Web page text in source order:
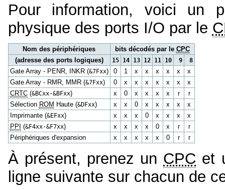
Pour information, voici un
physique des ports I/O par le
Nom des périphériques bits décodés par le CPC
(adresse des ports logiques)
15 14 13 12 11 10 9
8
Gate Array - PENR, INKR (&7Fxx) 0 1 x x x x x
x
Gate Array - RMR, MMR (&7Fxx) 0 x x x x x x
x
CRTC(&BCxx-&BFxx) x 0 x x x x r
r
Sélection ROM Haute (&DFxx) x x 0 x x x x
x
Imprimante (&EFxx) x x x 0 x x x
x
PPI (&F4xx-&F7xx) x x x x 0 x r
r
Périphériques d'expansion
x x x x x 0 r r
À présent, prenez un CPC et
ligne suivante sur chacun de